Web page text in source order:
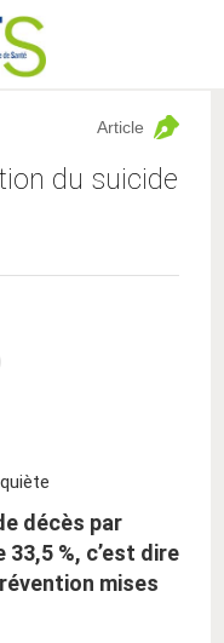
du suicide
Article
décès par
%, c’est dire
mises